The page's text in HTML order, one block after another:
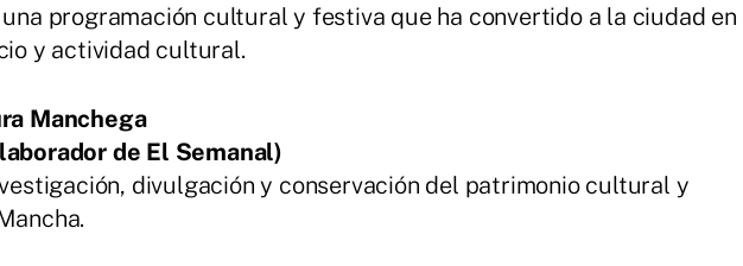
programación cultural y festiva que ha convertido a la ciudad en
y actividad cultural.
Manchega
de El Semanal)
divulgación y conservación del patrimonio cultural y